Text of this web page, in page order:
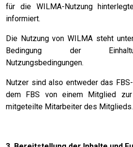
für die WILMA-Nutzung
informiert.
Die Nutzung von WILMA steht
Bedingung der
Nutzungsbedingungen.
Nutzer sind also entweder das
dem FBS von einem Mitglied zur
mitgeteilte Mitarbeiter des Mitglieds.